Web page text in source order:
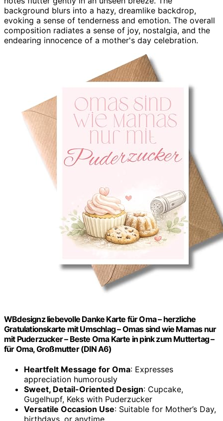
WBdesignz liebevolle Danke Karte für Oma – herzliche
Gratulationskarte mit Umschlag – Omas sind wie Mamas nur
mit Puderzucker – Beste Oma Karte in pink zum Muttertag –
für Oma, Großmutter (DIN A6)
Heartfelt Message for Oma: Expresses
appreciation humorously
Sweet, Detail-Oriented Design: Cupcake,
Gugelhupf, Keks with Puderzucker
Versatile Occasion Use: Suitable for Mother’s Day,